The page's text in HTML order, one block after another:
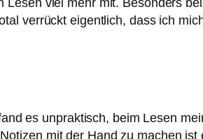
viel mehr mit. Besonders
verrückt eigentlich, dass ich
es unpraktisch, beim Lesen
mit der Hand zu machen